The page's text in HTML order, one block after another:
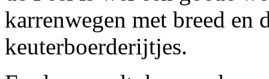
karrenwegen met breed en
keuterboerderijtjes.